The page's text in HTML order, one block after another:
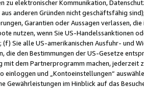
zu elektronischer Kommunikation,
anderen Gründen nicht geschäftsfähig
Garantien oder Aussagen verlassen,
nutzen, wenn Sie US-Handelssanktionen
Sie alle US-amerikanischen Ausfuhr- und
die den Bestimmungen der US-Gesetze
mit dem Partnerprogramm machen,
einloggen und „Kontoeinstellungen“
Gewährleistungen im Hinblick auf das